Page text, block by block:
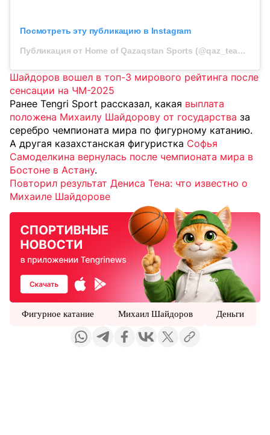
Посмотреть эту публикацию в Instagram
Публикация от Home of Qazaqstan Sports (@qaz_team_official)
Шайдоров вошел в топ-3 мирового рейтинга после
сенсации на ЧМ-2025
Ранее Tengri Sport рассказал, какая выплата
положена Михаилу Шайдорову от государства за
серебро чемпионата мира по фигурному катанию.
А другая казахстанская фигуристка Софья
Самоделкина вернулась после чемпионата мира в
Бостоне в Астану.
Повторил результат Дениса Тена: что известно о
Михаиле Шайдорове
Фигурное катание Михаил Шайдоров Деньги